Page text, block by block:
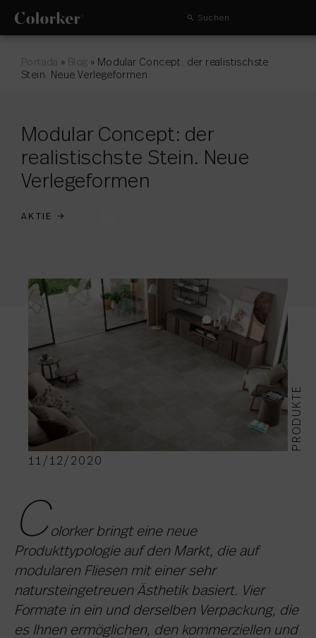
Suchen
Portada » Blog » Modular Concept: der realistischste
Stein. Neue Verlegeformen
Modular Concept: der
realistischste Stein. Neue
Verlegeformen
AKTIE →
PRODUKTE
11/12/2020
Colorker bringt eine neue
Produkttypologie auf den Markt, die auf
modularen Fliesen mit einer sehr
natursteingetreuen Ästhetik basiert. Vier
Formate in ein und derselben Verpackung, die
es Ihnen ermöglichen, den kommerziellen und